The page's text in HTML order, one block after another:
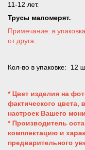
11-12 лет.
Трусы маломерят.
Примечание: в
от друга.
Кол-во в упаковке: 12
* Цвет изделия на
фактического цвета,
настроек Вашего
* Производитель
комплектацию и
предварительного